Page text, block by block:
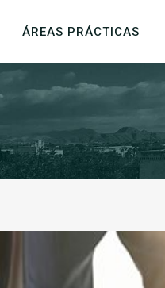
ÁREAS PRÁCTICAS